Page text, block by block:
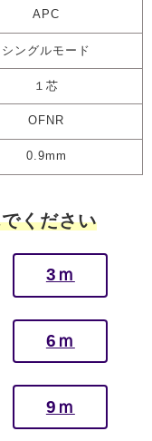
APC
シングルモード
１芯
OFNR
0.9mm
ください
3ｍ
6ｍ
9ｍ